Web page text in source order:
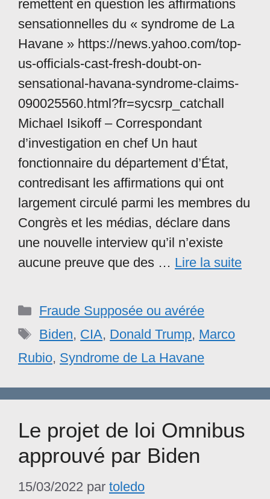
remettent en question les affirmations
sensationnelles du « syndrome de La
Havane » https://news.yahoo.com/top-
us-officials-cast-fresh-doubt-on-
sensational-havana-syndrome-claims-
090025560.html?fr=sycsrp_catchall
Michael Isikoff – Correspondant
d’investigation en chef Un haut
fonctionnaire du département d’État,
contredisant les affirmations qui ont
largement circulé parmi les membres du
Congrès et les médias, déclare dans
une nouvelle interview qu’il n’existe
aucune preuve que des … Lire la suite
Catégories
Fraude Supposée ou avérée
Étiquettes
Biden, CIA, Donald Trump, Marco
Rubio, Syndrome de La Havane
Le projet de loi Omnibus
approuvé par Biden
15/03/2022 par toledo